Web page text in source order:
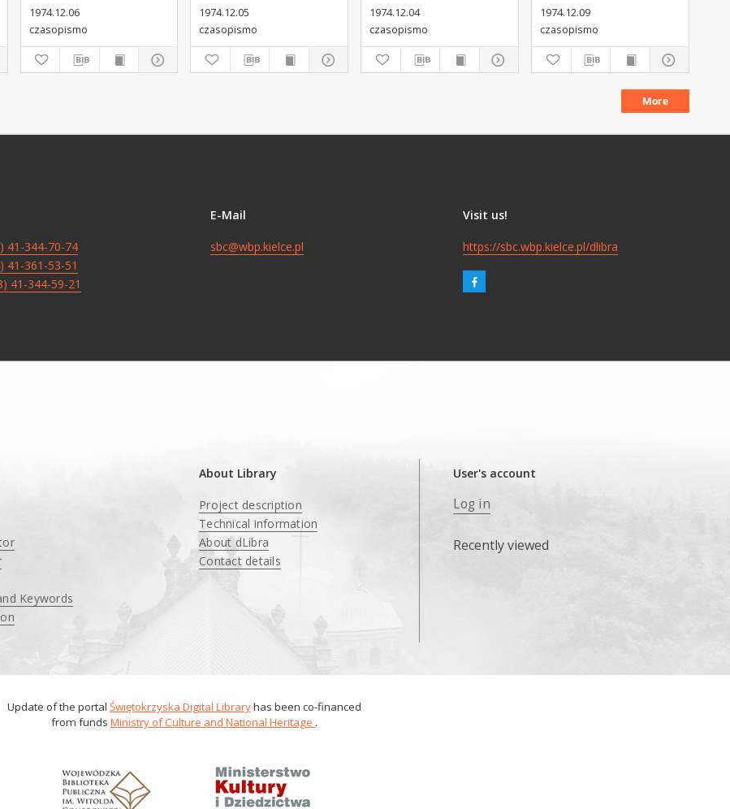
1974.12.06
czasopismo
1974.12.05
czasopismo
1974.12.04
czasopismo
1974.12.09
czasopismo
More
41-344-70-74
41-361-53-51
41-344-59-21
E-Mail
sbc@wbp.kielce.pl
Visit us!
https://sbc.wbp.kielce.pl/dlibra
Keywords
About Library
Project description
Technical information
About dLibra
Contact details
User's account
Log in
Recently viewed
Update of the portal Świętokrzyska Digital Libraryhas been co-financed
from funds Ministry of Culture and National Heritage .